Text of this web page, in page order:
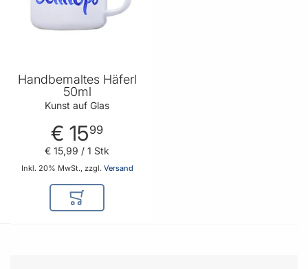
Handbemaltes Häferl
50ml
Kunst auf Glas
€ 1599
Inkl. 20% MwSt., zzgl. Versand
€ 15,99 / 1 Stk
In den Warenkorb